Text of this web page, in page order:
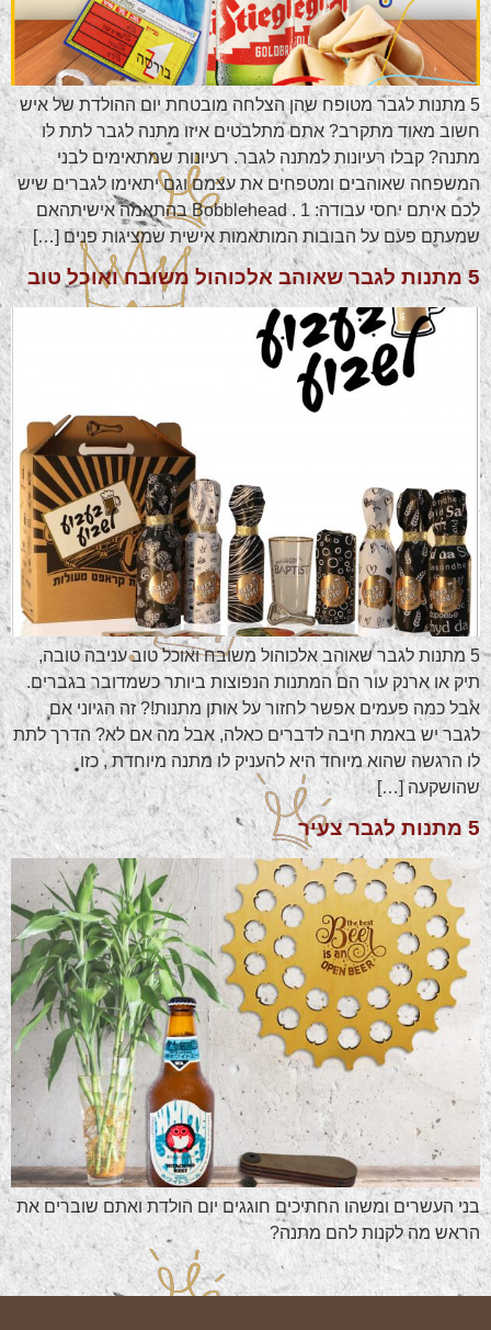
5 מתנות לגבר מטופח שהן הצלחה מובטחת יום ההולדת של איש
חשוב מאוד מתקרב? אתם מתלבטים איזו מתנה לגבר לתת לו
מתנה? קבלו רעיונות למתנה לגבר. רעיונות שמתאימים לבני
המשפחה שאוהבים ומטפחים את עצמם וגם יתאימו לגברים שיש
לכם איתם יחסי עבודה: 1 . Bobblehead בהתאמה אישיתהאם
שמעתם פעם על הבובות המותאמות אישית שמציגות פנים […]
5 מתנות לגבר שאוהב אלכוהול משובח ואוכל טוב
5 מתנות לגבר שאוהב אלכוהול משובח ואוכל טוב עניבה טובה,
תיק או ארנק עור הם המתנות הנפוצות ביותר כשמדובר בגברים.
אבל כמה פעמים אפשר לחזור על אותן מתנות!? זה הגיוני אם
לגבר יש באמת חיבה לדברים כאלה, אבל מה אם לא? הדרך לתת
לו הרגשה שהוא מיוחד היא להעניק לו מתנה מיוחדת , כזו
שהושקעה […]
5 מתנות לגבר צעיר
בני העשרים ומשהו החתיכים חוגגים יום הולדת ואתם שוברים את
הראש מה לקנות להם מתנה?